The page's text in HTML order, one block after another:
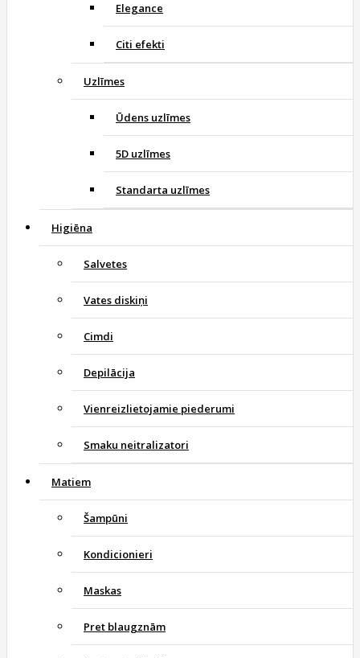
Elegance
Citi efekti
Uzlīmes
Ūdens uzlīmes
5D uzlīmes
Standarta uzlīmes
Higiēna
Salvetes
Vates diskiņi
Cimdi
Depilācija
Vienreizlietojamie piederumi
Smaku neitralizatori
Matiem
Šampūni
Kondicionieri
Maskas
Pret blaugznām